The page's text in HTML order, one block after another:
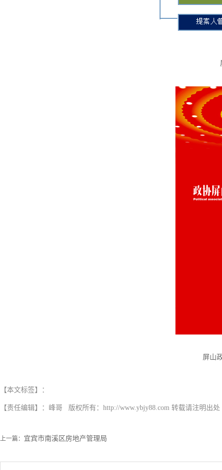
屏山
【本文标签】：
【责任编辑】： 峰哥 版权所有： http://www.ybjy88.com 转载请注明出处
上一篇： 宜宾市南溪区房地产管理局